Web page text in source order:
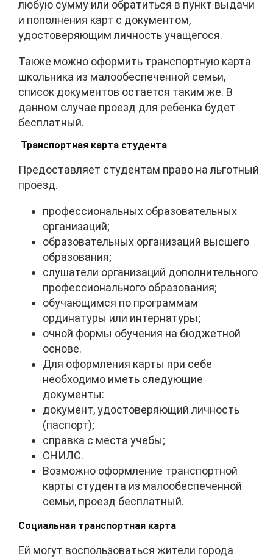
любую сумму или обратиться в пункт выдачи
и пополнения карт с документом,
удостоверяющим личность учащегося.
Также можно оформить транспортную карта
школьника из малообеспеченной семьи,
список документов остается таким же. В
данном случае проезд для ребенка будет
бесплатный.
Транспортная карта студента
Предоставляет студентам право на льготный
проезд.
профессиональных образовательных
организаций;
образовательных организаций высшего
образования;
слушатели организаций дополнительного
профессионального образования;
обучающимся по программам
ординатуры или интернатуры;
очной формы обучения на бюджетной
основе.
Для оформления карты при себе
необходимо иметь следующие
документы:
документ, удостоверяющий личность
(паспорт);
справка с места учебы;
СНИЛС.
Возможно оформление транспортной
карты студента из малообеспеченной
семьи, проезд бесплатный.
Социальная транспортная карта
Ей могут воспользоваться жители города